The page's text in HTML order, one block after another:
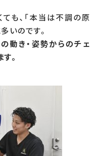
も、「本当は不調の原
いのです。
動き・姿勢からのチェ
。